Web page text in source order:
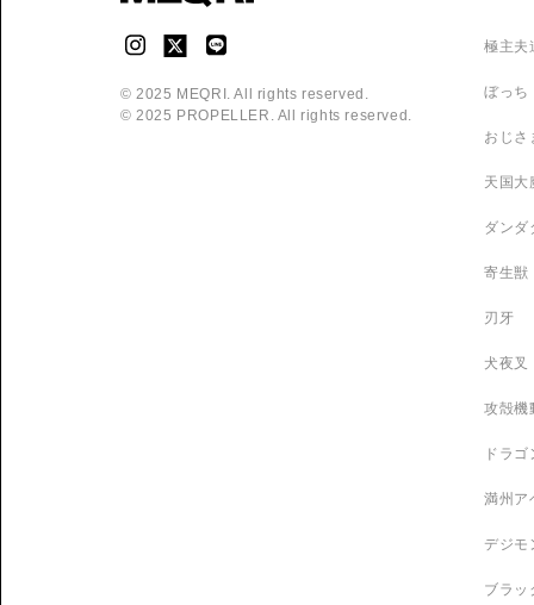
© 2025 MEQRI. All rights reserved.
© 2025 PROPELLER. All rights reserved.
極主夫
ぼっち
おじさ
天国大
ダンダ
寄生獣
刃牙
犬夜叉
攻殻機
ドラ
満州ア
デジモ
ブラッ